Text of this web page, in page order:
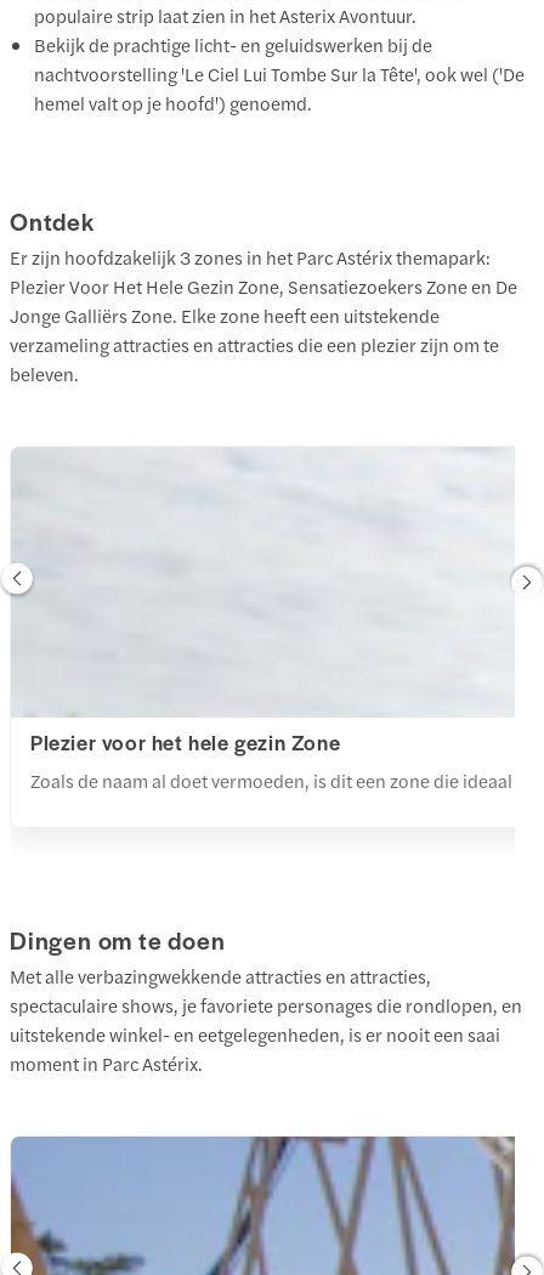
populaire strip laat zien in het Asterix Avontuur.
Bekijk de prachtige licht- en geluidswerken bij de
nachtvoorstelling 'Le Ciel Lui Tombe Sur la Tête', ook wel ('De
hemel valt op je hoofd') genoemd.
Ontdek
Er zijn hoofdzakelijk 3 zones in het Parc Astérix themapark:
Plezier Voor Het Hele Gezin Zone, Sensatiezoekers Zone en De
Jonge Galliërs Zone. Elke zone heeft een uitstekende
verzameling attracties en attracties die een plezier zijn om te
beleven.
Plezier voor het hele gezin Zone
Zoals de naam al doet vermoeden, is dit een zone die ideaal
Dingen om te doen
Met alle verbazingwekkende attracties en attracties,
spectaculaire shows, je favoriete personages die rondlopen, en
uitstekende winkel- en eetgelegenheden, is er nooit een saai
moment in Parc Astérix.